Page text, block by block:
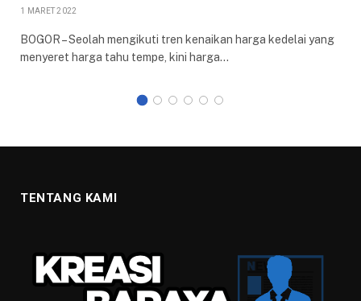
1 MARET 2022
BOGOR – Seolah mengikuti tren kenaikan harga kedelai yang
menyeret harga tahu tempe, kini harga…
TENTANG KAMI